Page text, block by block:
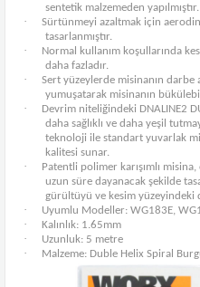
sentetik malzemeden yapılmıştır.
·
Sürtünmeyi azaltmak için
tasarlanmıştır.
·
Normal kullanım koşullarında
daha fazladır.
·
Sert yüzeylerde misinanın
yumuşatarak misinanın
·
Devrim niteliğindeki DNALINE2
daha sağlıklı ve daha yeşil
teknoloji ile standart yuvarlak
kalitesi sunar.
·
Patentli polimer karışımlı
uzun süre dayanacak şekilde
gürültüyü ve kesim yüzeyindeki
· Uyumlu Modeller: WG183E,
· Kalınlık: 1.65mm
· Uzunluk: 5 metre
· Malzeme: Duble Helix Spiral